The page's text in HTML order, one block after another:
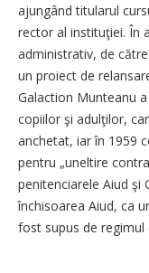
ajungând titularul
rector al instituţiei. În
administrativ, de
un proiect de
Galaction Munteanu
copiilor şi adulţilor,
anchetat, iar în 1959
pentru „uneltire
penitenciarele Aiud şi
închisoarea Aiud, ca
fost supus de regimul